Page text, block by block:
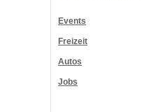
Events
Freizeit
Autos
Jobs